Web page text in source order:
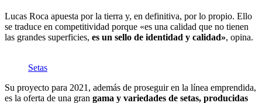
Lucas Roca apuesta por la tierra y, en definitiva, por lo propio. Ello
se traduce en competitividad porque «es una calidad que no tienen
las grandes superficies, es un sello de identidad y calidad», opina.
Setas
Su proyecto para 2021, además de proseguir en la línea emprendida,
es la oferta de una gran gama y variedades de setas, producidas